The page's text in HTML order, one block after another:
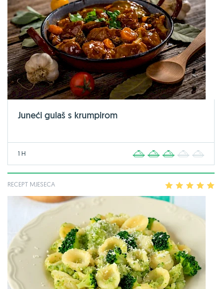
Juneći gulaš s krumpirom
1 H 2 3 4
RECEPT MJESECA 2 3 4